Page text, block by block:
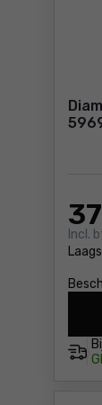
37
Incl.